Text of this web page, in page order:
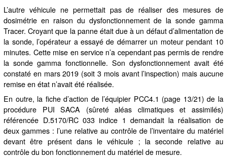
L’autre véhicule ne permettait pas de réaliser des mesures de
dosimétrie en raison du dysfonctionnement de la sonde gamma
Tracer. Croyant que la panne était due à un défaut d’alimentation de
la sonde, l’opérateur a essayé de démarrer un moteur pendant 10
minutes. Cette mise en service n’a cependant pas permis de rendre
la sonde gamma fonctionnelle. Son dysfonctionnement avait été
constaté en mars 2019 (soit 3 mois avant l’inspection) mais aucune
remise en état n’avait été réalisée.
En outre, la fiche d’action de l’équipier PCC4.1 (page 13/21) de la
procédure PUI SACA (sûreté aléas climatiques et assimilés)
référencée D.5170/RC 033 indice 1 demandait la réalisation de
deux gammes : l’une relative au contrôle de l’inventaire du matériel
devant être présent dans le véhicule ; la seconde relative au
contrôle du bon fonctionnement du matériel de mesure.